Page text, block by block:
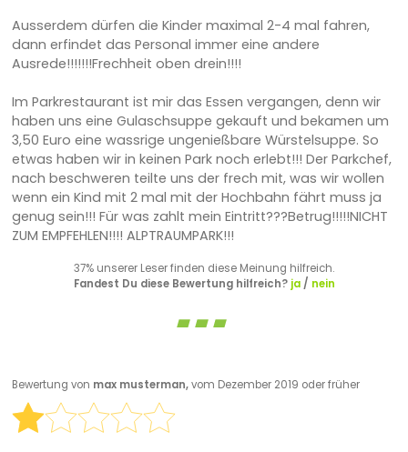
Ausserdem dürfen die Kinder maximal 2-4 mal fahren,
dann erfindet das Personal immer eine andere
Ausrede!!!!!!!Frechheit oben drein!!!!
Im Parkrestaurant ist mir das Essen vergangen, denn wir
haben uns eine Gulaschsuppe gekauft und bekamen um
3,50 Euro eine wassrige ungenießbare Würstelsuppe. So
etwas haben wir in keinen Park noch erlebt!!! Der Parkchef,
nach beschweren teilte uns der frech mit, was wir wollen
wenn ein Kind mit 2 mal mit der Hochbahn fährt muss ja
genug sein!!! Für was zahlt mein Eintritt???Betrug!!!!!NICHT
ZUM EMPFEHLEN!!!! ALPTRAUMPARK!!!
37% unserer Leser finden diese Meinung hilfreich.
Fandest Du diese Bewertung hilfreich? ja/ nein
Bewertung von max musterman,vom Dezember 2019 oder früher